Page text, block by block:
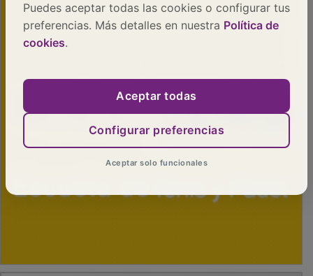
Puedes aceptar todas las cookies o configurar tus
preferencias. Más detalles en nuestra Política de
cookies.
Aceptar todas
Configurar preferencias
Aceptar solo funcionales